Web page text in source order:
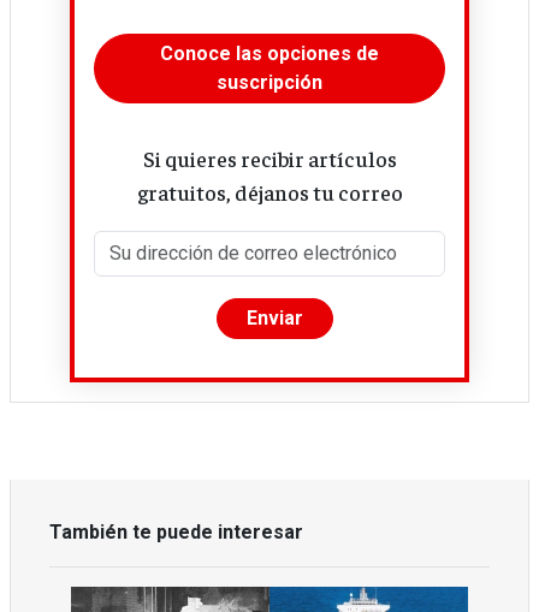
Conoce las opciones de
suscripción
Si quieres recibir artículos
gratuitos, déjanos tu correo
También te puede interesar